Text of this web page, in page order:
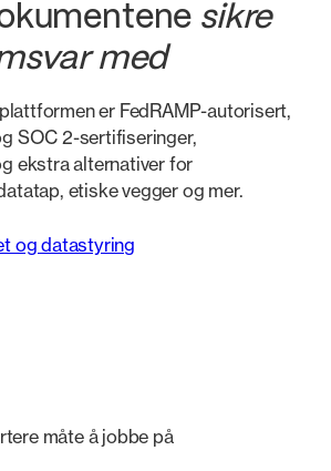
sikre
med
er FedRAMP-autorisert,
SOC 2-sertifiseringer,
ekstra alternativer for
etiske vegger og mer.
og datastyring
måte å jobbe på